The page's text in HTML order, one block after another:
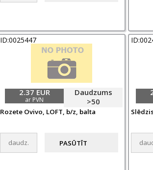
ID:0025447
Daudzums
>50
2.37 EUR
ar PVN
Rozete Ovivo, LOFT, b/z, balta